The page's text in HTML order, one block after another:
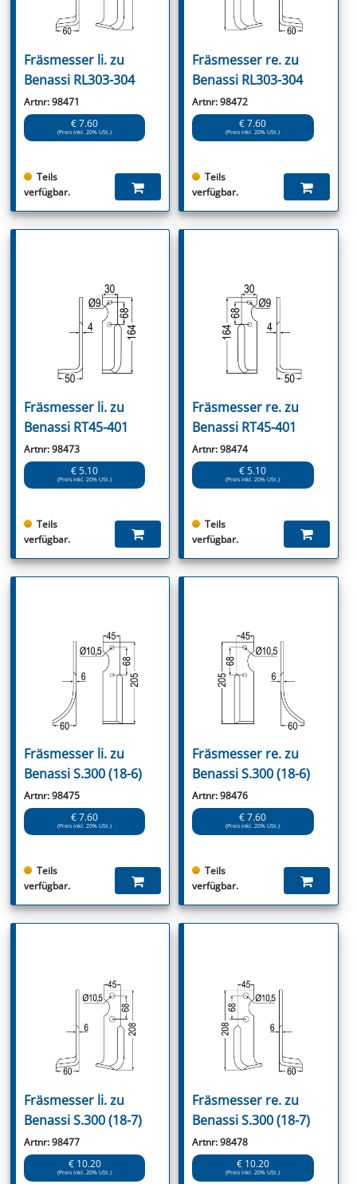
Fräsmesser li. zu
Benassi RL303-304
Artnr: 98471
€ 7.60
(Preis inkl. 20% USt.)
Teils
verfügbar.
Fräsmesser re. zu
Benassi RL303-304
Artnr: 98472
€ 7.60
(Preis inkl. 20% USt.)
Teils
verfügbar.
Fräsmesser li. zu
Benassi RT45-401
Artnr: 98473
€ 5.10
(Preis inkl. 20% USt.)
Teils
verfügbar.
Fräsmesser re. zu
Benassi RT45-401
Artnr: 98474
€ 5.10
(Preis inkl. 20% USt.)
Teils
verfügbar.
Fräsmesser li. zu
Benassi S.300 (18-6)
Artnr: 98475
€ 7.60
(Preis inkl. 20% USt.)
Teils
verfügbar.
Fräsmesser re. zu
Benassi S.300 (18-6)
Artnr: 98476
€ 7.60
(Preis inkl. 20% USt.)
Teils
verfügbar.
Fräsmesser li. zu
Benassi S.300 (18-7)
Artnr: 98477
€ 10.20
(Preis inkl. 20% USt.)
Fräsmesser re. zu
Benassi S.300 (18-7)
Artnr: 98478
€ 10.20
(Preis inkl. 20% USt.)